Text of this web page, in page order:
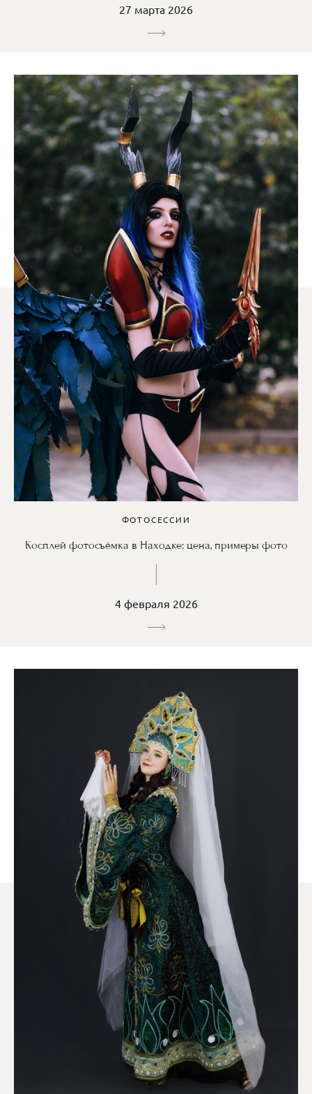
27 марта 2026
ФОТОСЕССИИ
Косплей фотосъёмка в Находке: цена, примеры фото
4 февраля 2026